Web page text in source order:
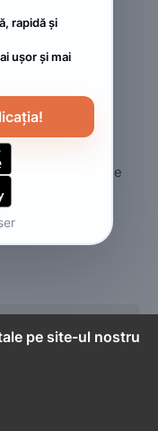
25 lei în zonele
poștă 15 lei.
rapidă și
ușor și mai
pe site-ul nostru